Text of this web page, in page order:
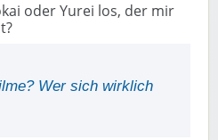
oder Yurei los, der mir
Wer sich wirklich